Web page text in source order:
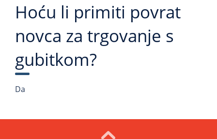
Hoću li primiti povrat
novca za trgovanje s
gubitkom?
Da